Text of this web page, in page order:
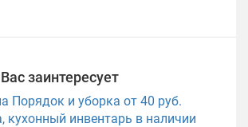
заинтересует
Порядок и уборка от 40 руб.
кухонный инвентарь в наличии